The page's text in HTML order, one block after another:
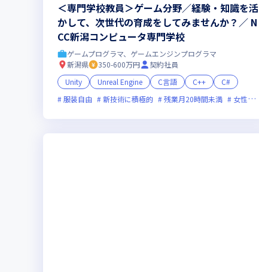
＜専門学校教員＞ゲーム分野／経験・知識を活
かして、次世代の育成をしてみませんか？／ N
CC新潟コンピュータ専門学校
ゲームプログラマ、ゲームエンジンプログラマ
新潟県
350-600万円
契約社員
Unity
Unreal Engine C言語 C++
C#
服装自由
新技術に積極的 残業月20時間未満 女性エンジニアが活躍中